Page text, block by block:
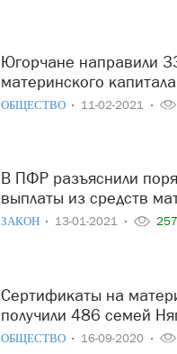
Югорчане направили 337 млн рублей из средств
материнского
ОБЩЕСТВО 11-02-2021
В ПФР разъяснили порядок предоставления ежемесячной
выплаты из средств
ЗАКОН 13-01-2021
Сертификаты на материнский капитал в текущем году
получили 486 семей
ОБЩЕСТВО 16-09-2020